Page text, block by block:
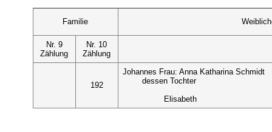
Familie
Nr. 9
Zählung
Nr. 10
Zählung
192
Johannes Frau: Anna Katharina Schmidt
dessen Tochter
Elisabeth